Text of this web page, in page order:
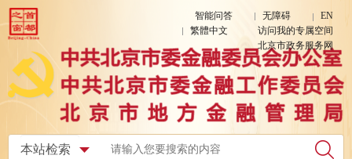
智能问答 无障碍
EN
繁體中文
访问我的专属空间
北京市政务服务网